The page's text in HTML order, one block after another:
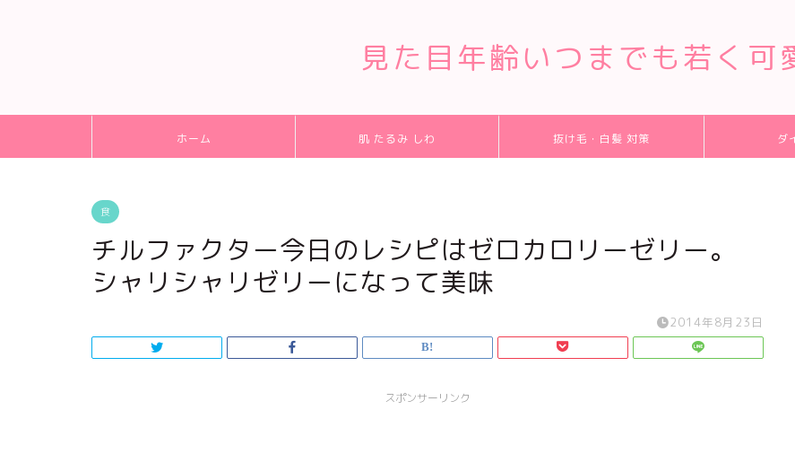
見た目年齢いつまでも若く可
ホーム 肌 たるみ しわ 抜け毛・白髪 対策 ダ
食
チルファクター今日のレシピはゼロカロリーゼリー。
シャリシャリゼリーになって美味
2014年8月23日
スポンサーリンク